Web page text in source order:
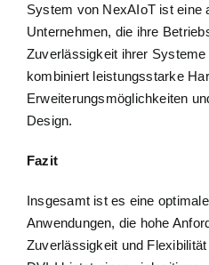
System von NexAIoT ist eine
Unternehmen, die ihre
Zuverlässigkeit ihrer
kombiniert leistungsstarke
Erweiterungsmöglichkeiten
Design.
Fazit
Insgesamt ist es eine
Anwendungen, die hohe
Zuverlässigkeit und